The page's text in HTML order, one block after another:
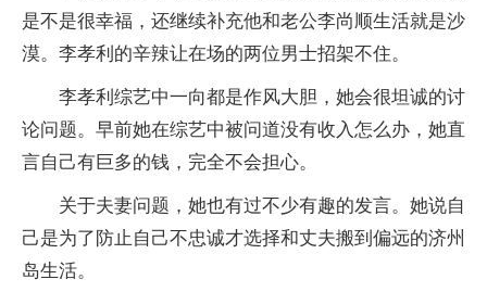
是不是很幸福，还继续补充他和老公李尚顺生活就是沙
漠。李孝利的辛辣让在场的两位男士招架不住。
李孝利综艺中一向都是作风大胆，她会很坦诚的讨
论问题。早前她在综艺中被问道没有收入怎么办，她直
言自己有巨多的钱，完全不会担心。
关于夫妻问题，她也有过不少有趣的发言。她说自
己是为了防止自己不忠诚才选择和丈夫搬到偏远的济州
岛生活。